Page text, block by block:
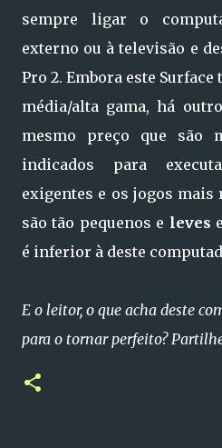
sempre ligar o
externo ou à televisão e
Pro 2. Embora este
média/alta gama, há
mesmo preço que são
indicados para
exigentes e os jogos mais
são tão pequenos e leves
é inferior à deste
E o leitor, o que acha deste
para o tornar perfeito?